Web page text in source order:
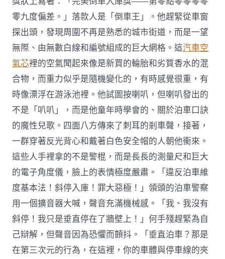
零九度偏差。」落款人是「倒車王」。他趕緊從車窗
探出頭，發現周圍不再是熟悉的城市街道，而是一望
無際、由無數白線和編號組成的巨大網格。這汽車空
氣芯裡的空氣聞起來像是新買的輪胎和劣質香水的混
合物，而重力似乎是隨機變化的，有時感覺很重，有
時像漂浮在游泳池裡。他試圖按喇叭，但喇叭發出的
不是「叭叭」，而是他童年時學會的、關於泊車口訣
的魔性兒歌。四面八方傳來了刺耳的剎車聲，接著，
一群穿著反光背心和戴著白色安全帽的人朝他衝來。
這些人手裡拿的不是警棍，而是長長的測量尺和巨大
的電子角度儀，臉上的表情極度嚴肅。「違反泊車維
度基本法！斜停入庫！罪大惡極！」領頭的泊車警察
用一個擴音器大喊，聲音充滿機械感。「我、我沒有
斜停！我只是垂直停在了牆壁上！」何手殘趕緊為自
己辯解，但聲音因為恐懼而顫抖。「垂直泊車？那是
在第三次元的行為，在這裡，你的車體與停車線的夾